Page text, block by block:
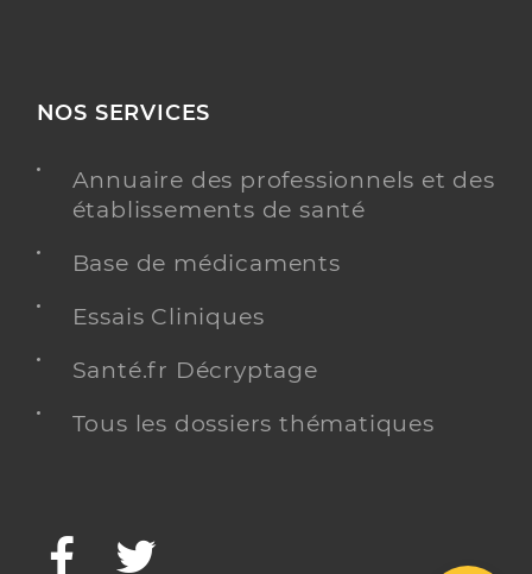
NOS SERVICES
Annuaire des professionnels et des
établissements de santé
Base de médicaments
Essais Cliniques
Santé.fr Décryptage
Tous les dossiers thématiques
Facebook